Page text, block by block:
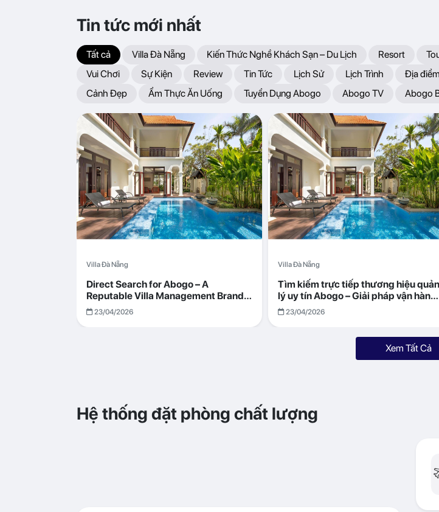
Tin tức mới nhất
Tất cả Villa Đà Nẵng Kiến Thức Nghề Khách Sạn – Du Lịch Resort
Vui Chơi
Sự Kiện Review Tin Tức Lịch Sử Lịch Trình Địa
Cảnh Đẹp
Ẩm Thực Ăn Uống Tuyển Dụng Abogo Abogo TV Abogo
Villa Đà Nẵng
Direct Search for Abogo – A
Reputable Villa Management Brand
with Transparent and Effective
Operations
23/04/2026
Villa Đà Nẵng
Tìm kiếm trực tiếp thương hiệu quản
lý uy tín Abogo – Giải pháp vận hành
villa hiệu quả, minh bạch
23/04/2026
Xem Tất Cả
Hệ thống đặt phòng chất lượng